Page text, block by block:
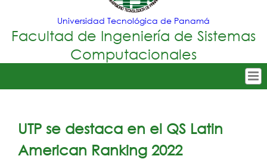
Universidad Tecnológica de Panamá
Facultad de Ingeniería de Sistemas
Computacionales
Menu
Principal
Nuestra Facultad
Oferta Académica
UTP se destaca en el QS Latin
American Ranking 2022